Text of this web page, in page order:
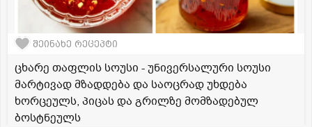
შეინახე რეცეპტი
ცხარე თაფლის სოუსი - უნივერსალური სოუსი
მარტივად მზადდება და საოცრად უხდება
ხორცეულს, პიცას და გრილზე მომზადებულ
ბოსტნეულს